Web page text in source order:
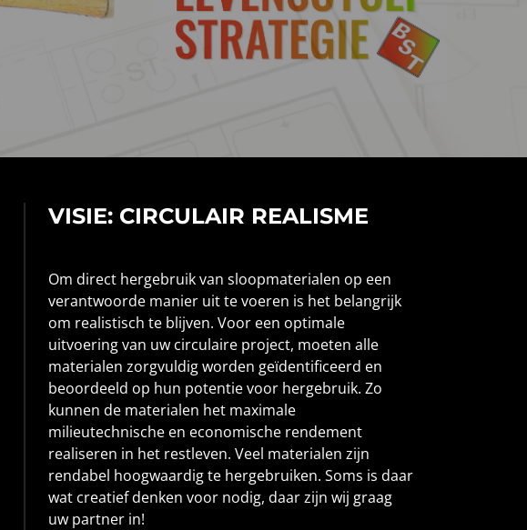
VISIE: CIRCULAIR REALISME
Om direct hergebruik van sloopmaterialen op een
verantwoorde manier uit te voeren is het belangrijk
om realistisch te blijven. Voor een optimale
uitvoering van uw circulaire project, moeten alle
materialen zorgvuldig worden geïdentificeerd en
beoordeeld op hun potentie voor hergebruik. Zo
kunnen de materialen het maximale
milieutechnische en economische rendement
realiseren in het restleven. Veel materialen zijn
rendabel hoogwaardig te hergebruiken. Soms is daar
wat creatief denken voor nodig, daar zijn wij graag
uw partner in!